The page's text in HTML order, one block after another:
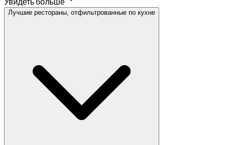
Лучшие рестораны, отфильтрованные по кухне